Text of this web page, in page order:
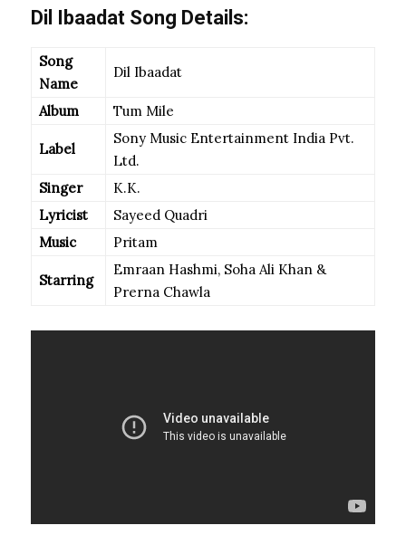
Dil Ibaadat Song Details:
Song
Name
Dil Ibaadat
Album Tum Mile
Label
Sony Music Entertainment India Pvt.
Ltd.
Singer
K.K.
Lyricist
Sayeed Quadri
Music
Pritam
Starring
Emraan Hashmi, Soha Ali Khan &
Prerna Chawla